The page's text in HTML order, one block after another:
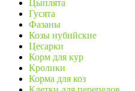
Цыплята
Гусята
Фазаны
Козы нубийские
Цесарки
Корм для кур
Кролики
Корма для коз